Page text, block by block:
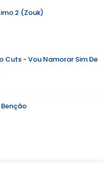
2 (Zouk)
Cuts - Vou Namorar Sim De